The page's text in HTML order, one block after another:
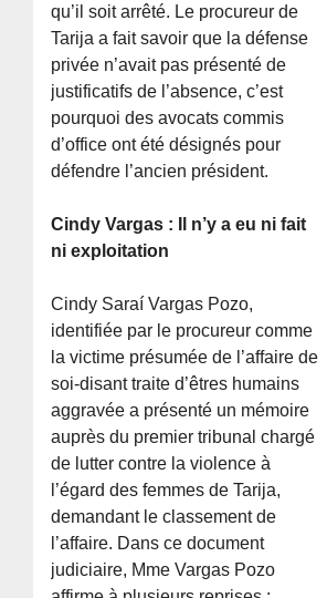
qu’il soit arrêté. Le procureur de
Tarija a fait savoir que la défense
privée n’avait pas présenté de
justificatifs de l’absence, c’est
pourquoi des avocats commis
d’office ont été désignés pour
défendre l’ancien président.
Cindy Vargas : Il n’y a eu ni fait
ni exploitation
Cindy Saraí Vargas Pozo,
identifiée par le procureur comme
la victime présumée de l’affaire de
soi-disant traite d’êtres humains
aggravée a présenté un mémoire
auprès du premier tribunal chargé
de lutter contre la violence à
l’égard des femmes de Tarija,
demandant le classement de
l’affaire. Dans ce document
judiciaire, Mme Vargas Pozo